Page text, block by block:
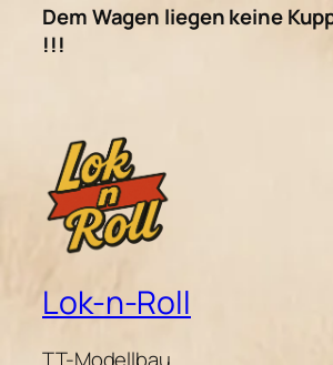
Dem Wagen liegen keine
!!!
Lok-n-Roll